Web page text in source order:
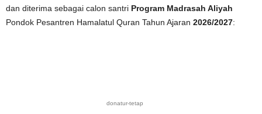
dan diterima sebagai calon santri Program Madrasah Aliyah
Pondok Pesantren Hamalatul Quran Tahun Ajaran 2026/2027:
donatur-tetap